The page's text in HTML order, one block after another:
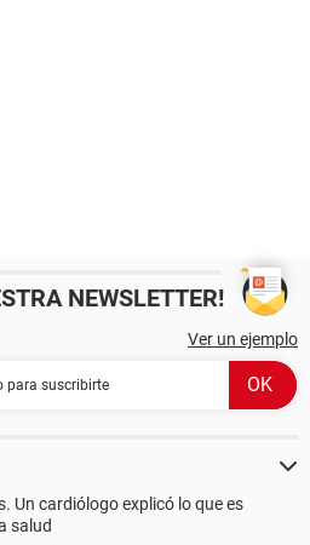
NEWSLETTER!
Ver un ejemplo
Un cardiólogo explicó lo que es
salud